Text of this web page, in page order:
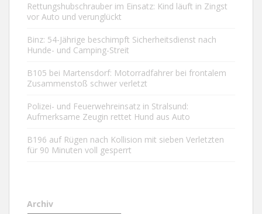
Rettungshubschrauber im Einsatz: Kind läuft in Zingst
vor Auto und verunglückt
Binz: 54-Jährige beschimpft Sicherheitsdienst nach
Hunde- und Camping-Streit
B105 bei Martensdorf: Motorradfahrer bei frontalem
Zusammenstoß schwer verletzt
Polizei- und Feuerwehreinsatz in Stralsund:
Aufmerksame Zeugin rettet Hund aus Auto
B196 auf Rügen nach Kollision mit sieben Verletzten
für 90 Minuten voll gesperrt
Archiv